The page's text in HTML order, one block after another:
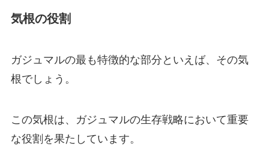
気根の役割
ガジュマルの最も特徴的な部分といえば、その気
根でしょう。
この気根は、ガジュマルの生存戦略において重要
な役割を果たしています。